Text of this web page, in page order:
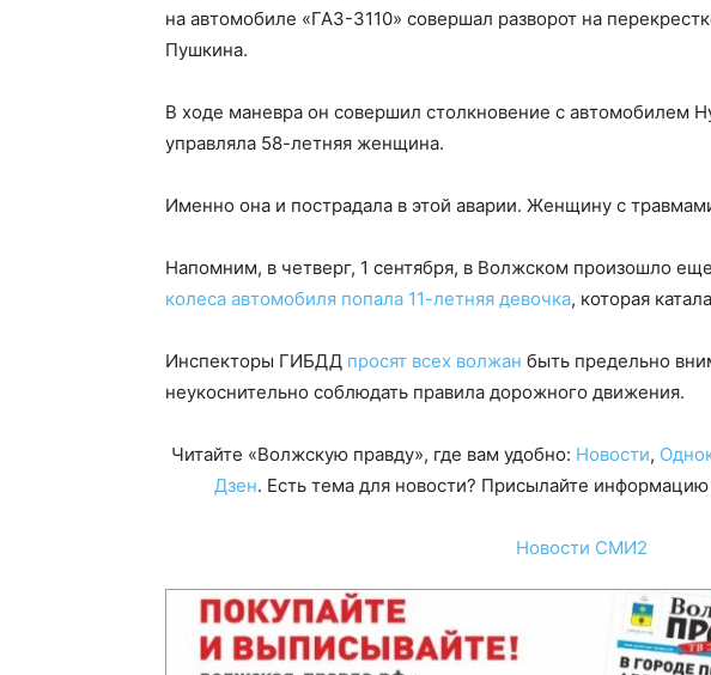
на автомобиле «ГАЗ-3110» совершал разворот на
Пушкина.
В ходе маневра он совершил столкновение с автомобилем
управляла 58-летняя женщина.
Именно она и пострадала в этой аварии. Женщину с
Напомним, в четверг, 1 сентября, в Волжском произошло
колеса автомобиля попала 11-летняя девочка, которая
Инспекторы ГИБДД просят всех волжан быть предельно
неукоснительно соблюдать правила дорожного движения.
Читайте «Волжскую правду», где вам удобно: Новости,
Дзен. Есть тема для новости? Присылайте информацию
Новости СМИ2